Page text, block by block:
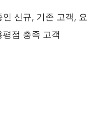
신규, 기존 고객, 요
점 충족 고객